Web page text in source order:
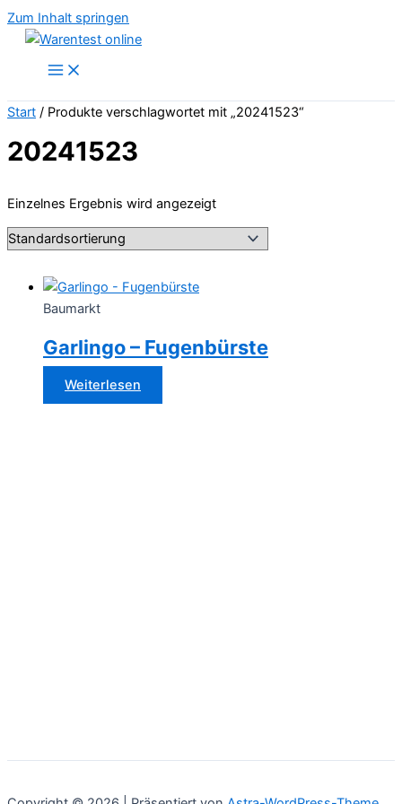
Zum Inhalt springen
Start / Produkte verschlagwortet mit „20241523“
20241523
Einzelnes Ergebnis wird angezeigt
Baumarkt
Garlingo – Fugenbürste
Weiterlesen